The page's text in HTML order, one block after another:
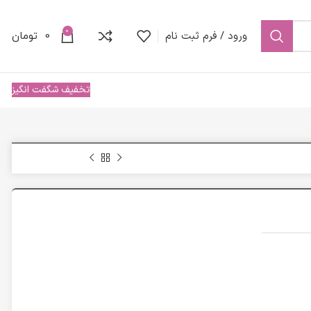
ورود / فرم ثبت نام 0
0 تومان
تخفیف شگفت انگیز